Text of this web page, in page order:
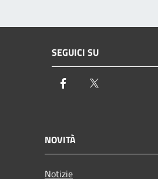
SEGUICI SU
Facebook
NOVITÀ
Notizie